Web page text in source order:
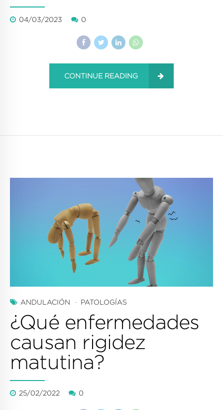
04/03/2023 0
CONTINUE READING
ANDULACIÓN PATOLOGÍAS
¿Qué enfermedades
causan rigidez
matutina?
25/02/2022 0